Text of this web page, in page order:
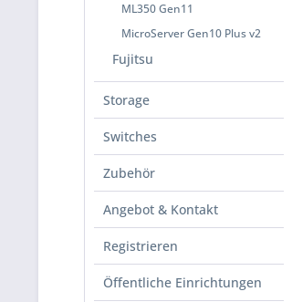
ML350 Gen11
MicroServer Gen10 Plus v2
Fujitsu
Storage
Switches
Zubehör
Angebot & Kontakt
Registrieren
Öffentliche Einrichtungen